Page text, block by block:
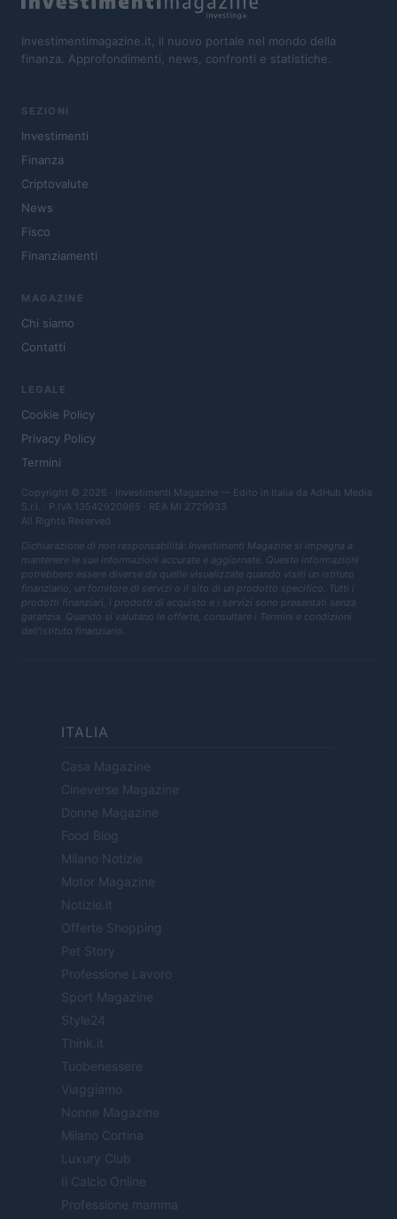
Investimentimagazine.it, il nuovo portale nel mondo della
finanza. Approfondimenti, news, confronti e statistiche.
SEZIONI
Investimenti
Finanza
Criptovalute
News
Fisco
Finanziamenti
MAGAZINE
Chi siamo
Contatti
LEGALE
Cookie Policy
Privacy Policy
Termini
Copyright © 2026 · Investimenti Magazine — Edito in Italia da AdHub Media
S.r.l. · P.IVA 13542920965 · REA MI 2729933
All Rights Reserved
Dichiarazione di non responsabilità: Investimenti Magazine si impegna a
mantenere le sue informazioni accurate e aggiornate. Queste informazioni
potrebbero essere diverse da quelle visualizzate quando visiti un istituto
finanziario, un fornitore di servizi o il sito di un prodotto specifico. Tutti i
prodotti finanziari, i prodotti di acquisto e i servizi sono presentati senza
garanzia. Quando si valutano le offerte, consultare i Termini e condizioni
dell'istituto finanziario.
ITALIA
Casa Magazine
Cineverse Magazine
Donne Magazine
Food Blog
Milano Notizie
Motor Magazine
Notizie.it
Offerte Shopping
Pet Story
Professione Lavoro
Sport Magazine
Style24
Think.it
Tuobenessere
Viaggiamo
Nonne Magazine
Milano Cortina
Luxury Club
Il Calcio Online
Professione mamma